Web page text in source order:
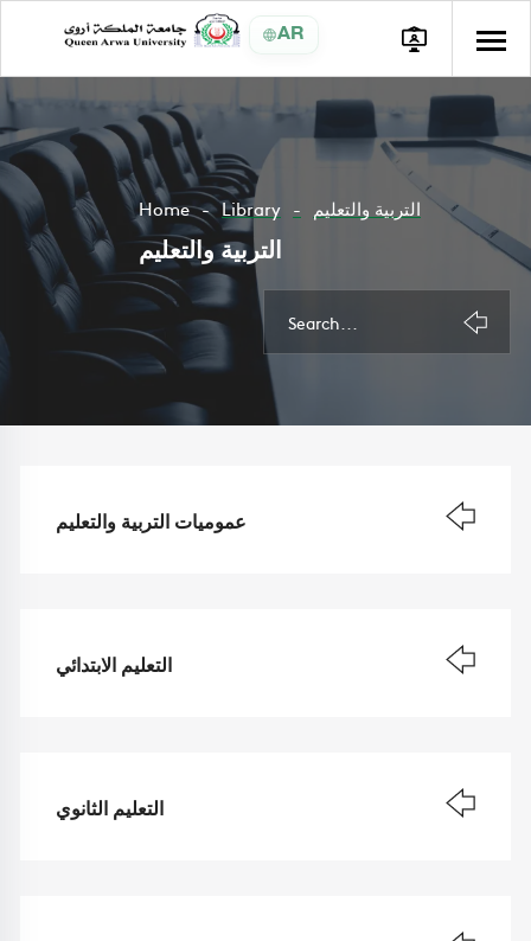
AR
Home Library التربية والتعليم
التربية والتعليم
عموميات التربية والتعليم
التعليم الابتدائي
التعليم الثانوي